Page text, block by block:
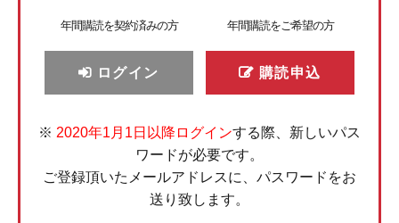
年間購読を契約済みの方
ログイン
年間購読をご希望の方
購読申込
※ 2020年1月1日以降ログインする際、新しいパス
ワードが必要です。
ご登録頂いたメールアドレスに、パスワードをお
送り致します。